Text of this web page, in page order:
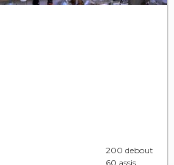
200 debout
60 assis